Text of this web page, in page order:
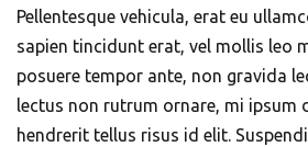
Pellentesque vehicula, erat eu
sapien tincidunt erat, vel mollis leo
posuere tempor ante, non gravida
lectus non rutrum ornare, mi ipsum
hendrerit tellus risus id elit.